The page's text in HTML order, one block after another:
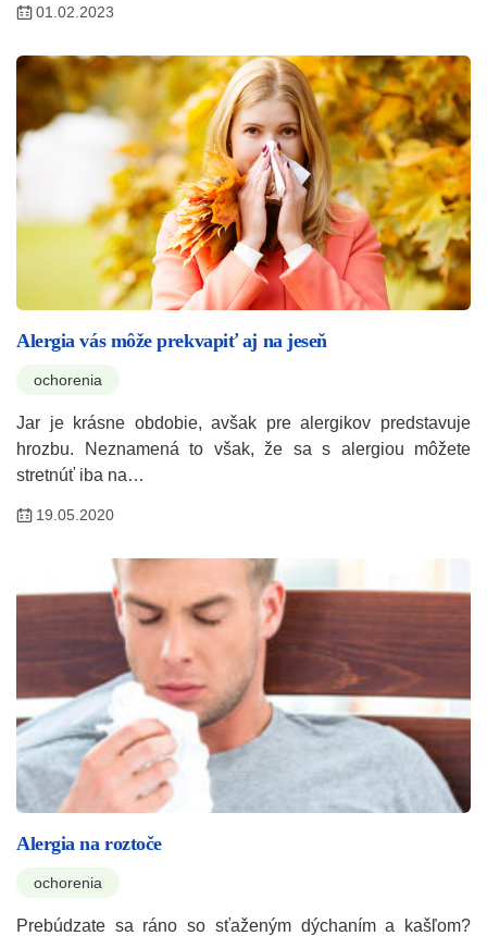
01.02.2023
Alergia vás môže prekvapiť aj na jeseň
ochorenia
Jar je krásne obdobie, avšak pre alergikov predstavuje
hrozbu. Neznamená to však, že sa s alergiou môžete
stretnúť iba na…
19.05.2020
Alergia na roztoče
ochorenia
Prebúdzate sa ráno so sťaženým dýchaním a kašľom?